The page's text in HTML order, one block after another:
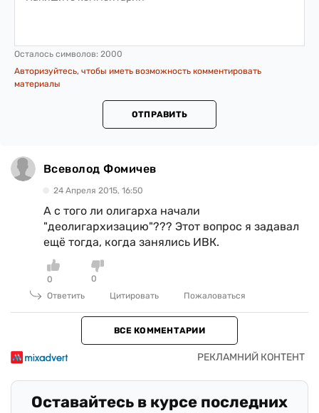
Осталось символов: 2000
Авторизуйтесь, чтобы иметь возможность комментировать
материалы
ОТПРАВИТЬ
Всеволод Фомичев
24 Апреля 2015, 16:50
А с того ли олигарха начали
"деолигархизацию"??? Этот вопрос я задавал
ещё тогда, когда занялись ИВК.
0
0
Ответить
Цитировать Пожаловаться
ВСЕ КОММЕНТАРИИ
Оставайтесь в курсе последних